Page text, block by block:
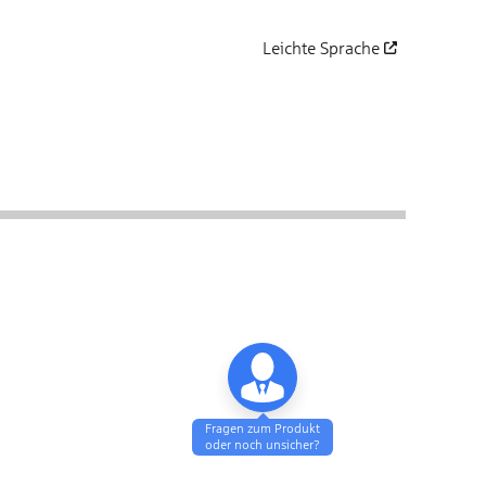
Leichte Sprache
Abschluss
Fragen zum Produkt
oder noch unsicher?